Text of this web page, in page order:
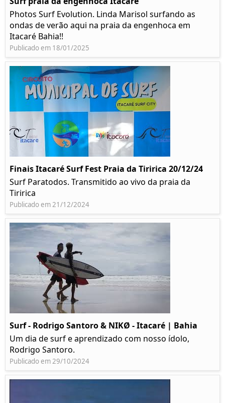
Photos Surf Evolution. Linda Marisol surfando as
ondas de verão aqui na praia da engenhoca em
Itacaré Bahia!!
Publicado em 18/01/2025
Finais Itacaré Surf Fest Praia da Tiririca 20/12/24
Surf Paratodos. Transmitido ao vivo da praia da
Tiririca
Publicado em 21/12/2024
Surf - Rodrigo Santoro & NIKØ - Itacaré | Bahia
Um dia de surf e aprendizado com nosso ídolo,
Rodrigo Santoro.
Publicado em 29/10/2024